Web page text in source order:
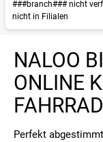
###branch### nicht
nicht in Filialen
NALOO
ONLINE
Perfekt